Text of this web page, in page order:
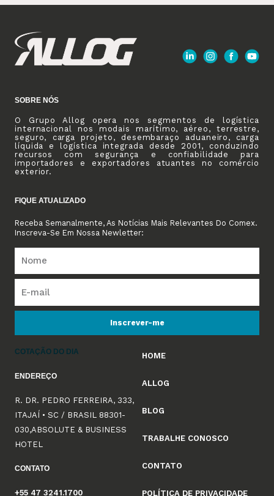
SOBRE NÓS
O Grupo Allog opera nos segmentos de logística
internacional nos modais marítimo, aéreo, terrestre,
seguro, carga projeto, desembaraço aduaneiro, carga
líquida e logística integrada desde 2001, conduzindo
recursos com segurança e confiabilidade para
importadores e exportadores atuantes no comércio
exterior.
FIQUE ATUALIZADO
Receba Semanalmente, As Notícias Mais Relevantes Do Comex.
Inscreva-Se Em Nossa Newletter:
Inscrever-me
COTAÇÃO DO DIA
ENDEREÇO
R. DR. PEDRO FERREIRA, 333,
ITAJAÍ • SC / BRASIL 88301-
030,ABSOLUTE & BUSINESS
HOTEL
CONTATO
+55 47 3241.1700
HOME
ALLOG
BLOG
TRABALHE CONOSCO
CONTATO
POLÍTICA DE PRIVACIDADE